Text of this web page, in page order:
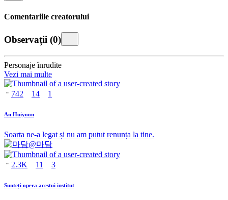
Comentariile creatorului
Observații (0)
Personaje înrudite
Vezi mai multe
742 14 1
An Huiyoon
Soarta ne-a legat și nu am putut renunța la tine.
@마담
2.3K 11 3
Sunteți opera acestui institut